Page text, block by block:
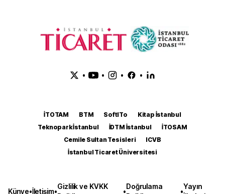
• • • •
İTOTAM BTM SoftITo
Kitap İstanbul
Teknopark İstanbul
İDTM İstanbul
İTOSAM
Cemile Sultan Tesisleri
ICVB
İstanbul Ticaret Üniversitesi
Künye•İletişim•
Gizlilik ve KVKK
•
Doğrulama
•
Yayın